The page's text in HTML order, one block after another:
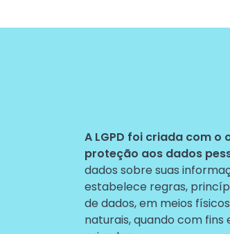
Text
A LGPD foi criada com
proteção aos dados
dados sobre suas
estabelece regras,
de dados, em meios
naturais, quando com